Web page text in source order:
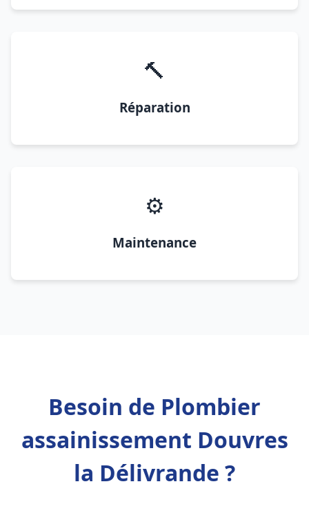
🔨
Réparation
⚙️
Maintenance
Besoin de Plombier
assainissement Douvres
la Délivrande ?